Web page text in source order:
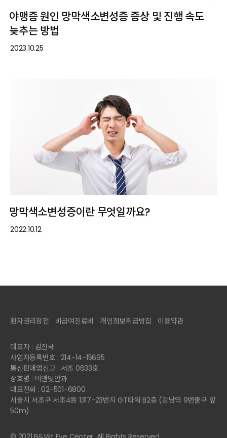
야맹증 원인 망막색소변성증 증상 및 진행 속도
늦추는 방법
2023.10.25
망막색소변성증이란 무엇일까요?
2022.10.12
환자권리장전 비급여진료비 개인정보취급방침 이용약관
대표자 : 김진국
사업자등록번호 : 214-14-15695
통신판매업신고 : 서초 0633호
상호명 : 비앤빛안과
대표전화 : 02-501-6800
서울시 서초구 서초4동 1317-23번지 GT타워 B2층 (강남역 9번출구 앞
50m)